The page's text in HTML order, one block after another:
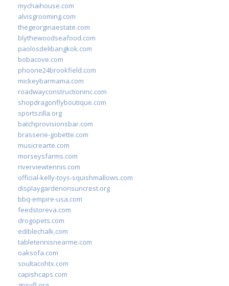
mychaihouse.com
alvisgrooming.com
thegeorginaestate.com
blythewoodseafood.com
paolosdelibangkok.com
bobacove.com
phoone24brookfield.com
mickeybarmama.com
roadwayconstructioninc.com
shopdragonflyboutique.com
sportszilla.org
batchprovisionsbar.com
brasserie-gobette.com
musicrearte.com
morseysfarms.com
riverviewtennis.com
official-kelly-toys-squishmallows.com
displaygardenonsuncrest.org
bbq-empire-usa.com
feedstoreva.com
drogopets.com
ediblechalk.com
tabletennisnearme.com
oaksofa.com
soultacohtx.com
capishcaps.com